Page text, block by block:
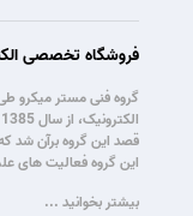
فروشگاه تخصصی
گروه فنی مستر میکرو
قصد این گروه برآن شد
این گروه فعالیت های
بیشتر بخوانید ...